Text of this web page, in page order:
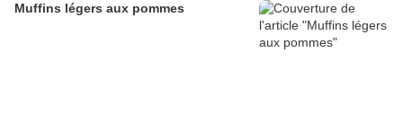
Muffins légers aux pommes